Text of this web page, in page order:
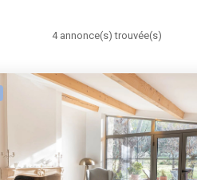
4 annonce(s) trouvée(s)